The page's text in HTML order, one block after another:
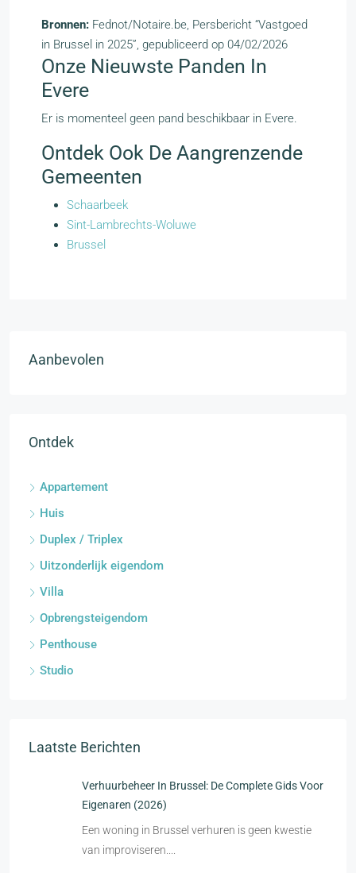
Bronnen: Fednot/Notaire.be, Persbericht “Vastgoed
in Brussel in 2025”, gepubliceerd op 04/02/2026
Onze Nieuwste Panden In
Evere
Er is momenteel geen pand beschikbaar in Evere.
Ontdek Ook De Aangrenzende
Gemeenten
Schaarbeek
Sint-Lambrechts-Woluwe
Brussel
Aanbevolen
Ontdek
Appartement
Huis
Duplex / Triplex
Uitzonderlijk eigendom
Villa
Opbrengsteigendom
Penthouse
Studio
Laatste Berichten
Verhuurbeheer In Brussel: De Complete Gids Voor
Eigenaren (2026)
Een woning in Brussel verhuren is geen kwestie
van improviseren....